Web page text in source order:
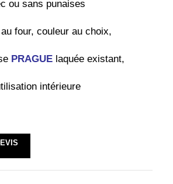
ou sans punaises
four, couleur au choix,
PRAGUE laquée existant,
intérieure